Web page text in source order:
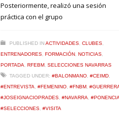
Posteriormente, realizó una sesión
práctica con el grupo
PUBLISHED INACTIVIDADES CLUBES
ENTRENADORES FORMACIÓN NOTICIAS
PORTADA
RFEBM SELECCIONES NAVARRAS
TAGGED UNDER: #BALONMANO #CEIMD
#ENTREVISTA
#FEMENINO #FNBM
#JOSEIGNACIOPRADES #NAVARRA #PONENCIA
#SELECCIONES #VISITA